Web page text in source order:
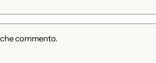
commento.